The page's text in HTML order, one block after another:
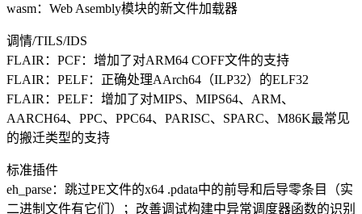
wasm：Web Asembly模块的新文件加载器
调情/TILS/IDS
FLAIR：PCF：增加了对ARM64 COFF文件的支持
FLAIR：PELF：正确处理AArch64（ILP32）的ELF32
FLAIR：PELF：增加了对MIPS、MIPS64、ARM、
AARCH64、PPC、PPC64、PARISC、SPARC、M86K最常见
的搬迁类型的支持
标准插件
eh_parse：跳过PE文件的x64 .pdata中的前导和后导零条目（实
二进制文件有它们）；改善调试构建中异常调度器函数的识别